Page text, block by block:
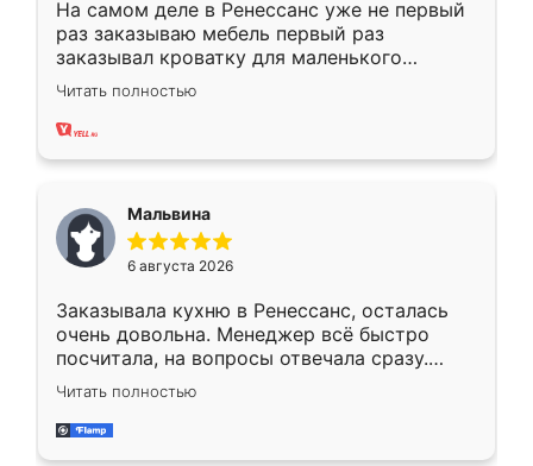
На самом деле в Ренессанс уже не первый
раз заказываю мебель первый раз
заказывал кроватку для маленького
ребёнка при его рождении ,во второй раз
заказал шкаф-купе. По качеству очень
хорошее сборка достаточно быстрая,
меньше, здесь же он более разнообразный.
Мне нравится ,если что-то потребуется из
мебели буду заказывать только здесь.
Читать полностью
Мальвина
6 августа 2026
Заказывала кухню в Ренессанс, осталась
очень довольна. Менеджер всё быстро
посчитала, на вопросы отвечала сразу.
Замерщик приехал в субботу, подошёл к
делу со всей ответственностью. Собрали
за день, ребята работали аккуратно, даже
Читать полностью